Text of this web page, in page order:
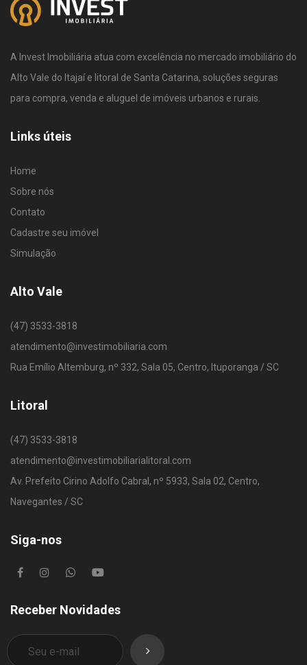
A Invest Imobiliária atua com excelência no mercado imobiliário do
Alto Vale do Itajaí e litoral de Santa Catarina, soluções seguras
para compra, venda e aluguel de imóveis urbanos e rurais.
Links úteis
Home
Sobre nós
Contato
Cadastre seu imóvel
Simulação
Alto Vale
(47) 3533-3818
atendimento@investimobiliaria.com
Rua Emílio Altemburg, nº 332, Sala 05, Centro, Ituporanga / SC
Litoral
(47) 3533-3818
atendimento@investimobiliarialitoral.com
Av. Prefeito Cirino Adolfo Cabral, nº 5933, Sala 02, Centro,
Navegantes / SC
Siga-nos
Receber Novidades